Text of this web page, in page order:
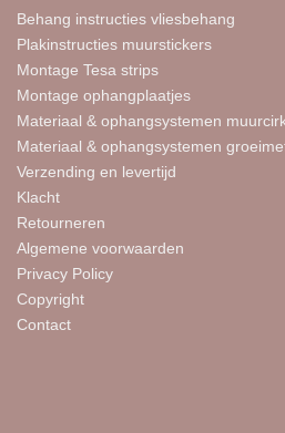
Behang instructies vliesbehang
Plakinstructies muurstickers
Montage Tesa strips
Montage ophangplaatjes
Materiaal & ophangsystemen
Materiaal & ophangsystemen
Verzending en levertijd
Klacht
Retourneren
Algemene voorwaarden
Privacy Policy
Copyright
Contact